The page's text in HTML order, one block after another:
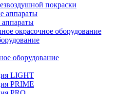
покраски
аппараты
окрасочное оборудование
оборудование
LIGHT
PRIME